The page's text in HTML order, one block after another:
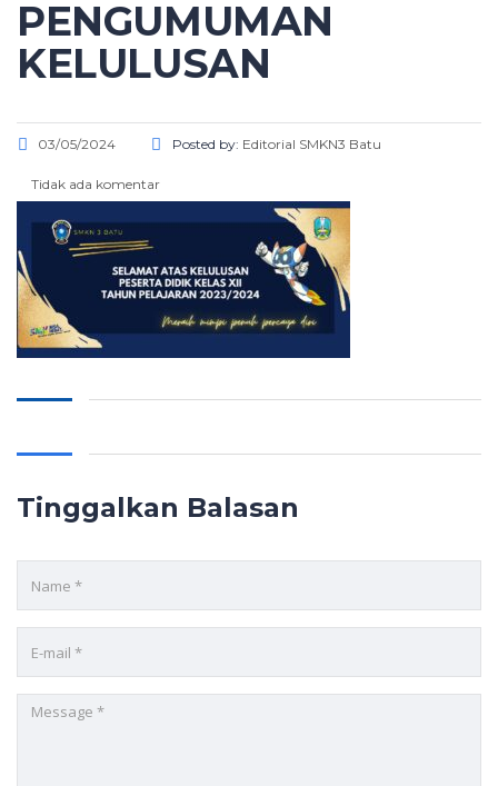
PENGUMUMAN
KELULUSAN
03/05/2024 Posted by: Editorial SMKN3 Batu
Tidak ada komentar
Tinggalkan Balasan